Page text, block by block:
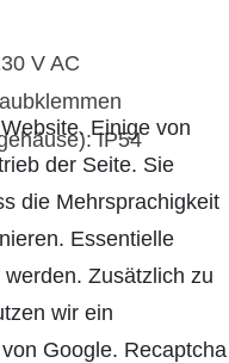
V AC
IP54
Einige von
der Seite. Sie
die Mehrsprachigkeit
Essentielle
Zusätzlich zu
wir ein
Google. Recaptcha